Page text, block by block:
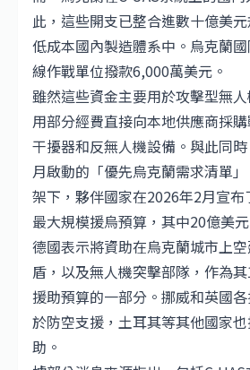
此，這些開支已整合進數十億美
低成本國內製造體系中。烏克蘭
線作戰單位撥款6,000萬美元。
雖然這些資金主要用於攻擊型無
用部分經費直接向本地供應商採購
干擾器和反無人機設備。與此同
月啟動的「優先烏克蘭需求清單
架下，夥伴國家在2026年2月宣
最大規模援烏預算，其中20億美
德國表示將資助在烏克蘭城市上
盾，以及無人機突擊部隊，作為
援助預算的一部分。挪威和英國
於防空支援，土耳其等其他國家
助。